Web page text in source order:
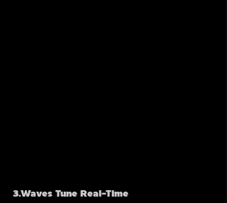
3.Waves Tune Real-Time